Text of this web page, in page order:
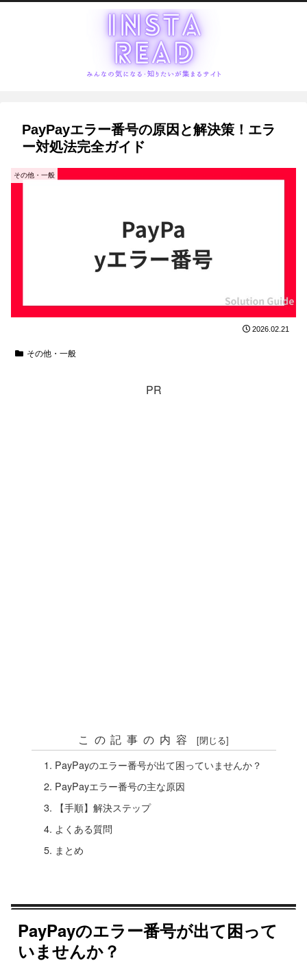
PayPayエラー番号の原因と解決策！エラ
ー対処法完全ガイド
その他・一般
2026.02.21
その他・一般
PR
この記事の内容
PayPayのエラー番号が出て困っていませんか？
PayPayエラー番号の主な原因
【手順】解決ステップ
よくある質問
まとめ
PayPayのエラー番号が出て困って
いませんか？